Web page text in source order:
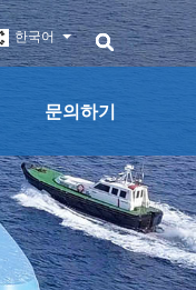
한국어
문의하기